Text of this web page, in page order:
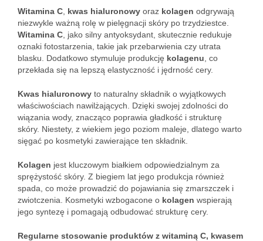
Witamina C kwas hialuronowy oraz kolagen odgrywają
niezwykle ważną rolę w pielęgnacji skóry po trzydziestce.
Witamina C , jako silny antyoksydant, skutecznie redukuje
oznaki fotostarzenia, takie jak przebarwienia czy utrata
blasku. Dodatkowo stymuluje produkcję kolagenu , co
przekłada się na lepszą elastyczność i jędrność cery.
Kwas hialuronowy to naturalny składnik o wyjątkowych
właściwościach nawilżających. Dzięki swojej zdolności do
wiązania wody, znacząco poprawia gładkość i strukturę
skóry. Niestety, z wiekiem jego poziom maleje, dlatego warto
sięgać po kosmetyki zawierające ten składnik.
Kolagen jest kluczowym białkiem odpowiedzialnym za
sprężystość skóry. Z biegiem lat jego produkcja również
spada, co może prowadzić do pojawiania się zmarszczek i
zwiotczenia. Kosmetyki wzbogacone o kolagen wspierają
jego syntezę i pomagają odbudować strukturę cery.
Regularne stosowanie produktów z witaminą C, kwasem